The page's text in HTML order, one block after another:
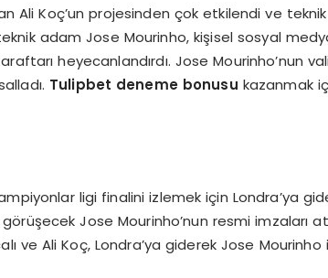
Ali Koç’un projesinden çok etkilendi ve
adam Jose Mourinho, kişisel sosyal
heyecanlandırdı. Jose Mourinho’nun
Tulipbet deneme bonusu kazanmak
ligi finalini izlemek için Londra’ya
Jose Mourinho’nun resmi imzaları
ve Ali Koç, Londra’ya giderek Jose